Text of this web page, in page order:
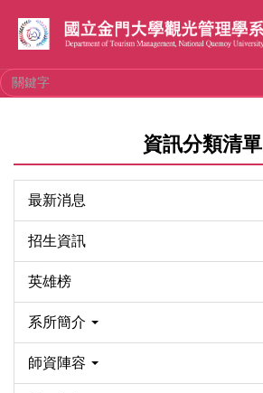
到
要
內
資訊分類清單
最新消息
招生資訊
英雄榜
系所簡介
師資陣容